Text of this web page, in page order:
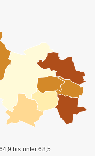
bis unter 68,5